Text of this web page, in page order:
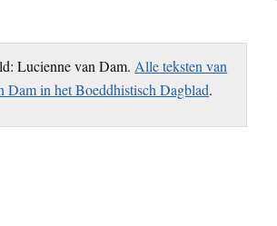
Lucienne van Dam. Alle teksten van
Dam in het Boeddhistisch Dagblad.